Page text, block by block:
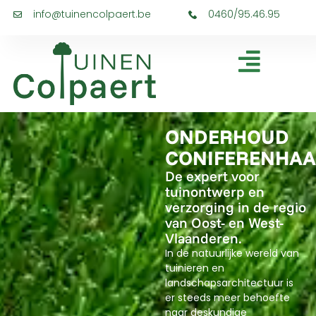
info@tuinencolpaert.be 0460/95.46.95
ONDERHOUD
De expert voor
tuinontwerp en
verzorging in de regio
van Oost- en West-
Vlaanderen.
In de natuurlijke wereld van
tuinieren en
landschapsarchitectuur is
er steeds meer behoefte
naar deskundige